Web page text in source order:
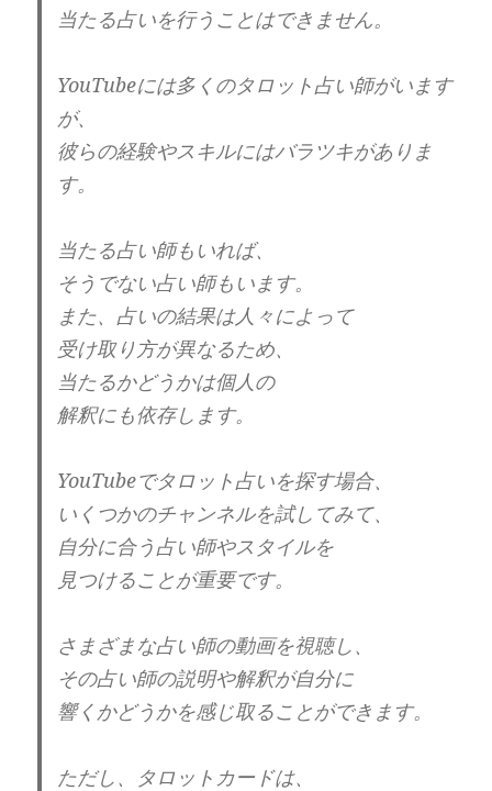
当たる占いを行うことはできません。
YouTubeには多くのタロット占い師がいます
が、
彼らの経験やスキルにはバラツキがありま
す。
当たる占い師もいれば、
そうでない占い師もいます。
また、占いの結果は人々によって
受け取り方が異なるため、
当たるかどうかは個人の
解釈にも依存します。
YouTubeでタロット占いを探す場合、
いくつかのチャンネルを試してみて、
自分に合う占い師やスタイルを
見つけることが重要です。
さまざまな占い師の動画を視聴し、
その占い師の説明や解釈が自分に
響くかどうかを感じ取ることができます。
ただし、タロットカードは、